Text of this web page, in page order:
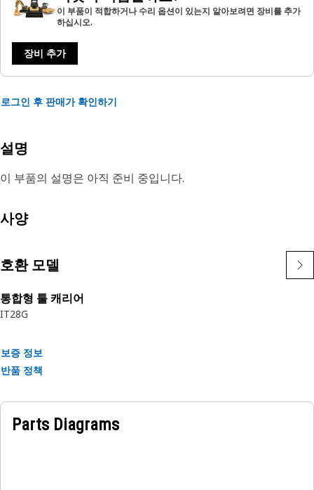
이 부품이 적합하거나 수리 옵션이 있는지 알아보려면 장비를 추가
하십시오.
장비 추가
로그인 후 판매가 확인하기
설명
이 부품의 설명은 아직 준비 중입니다.
사양
호환 모델
통합형 툴 캐리어
IT28G
보증 정보
반품 정책
Parts Diagrams